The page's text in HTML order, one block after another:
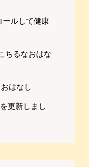
ールして健康
ちるなおはな
はなし
を更新しまし